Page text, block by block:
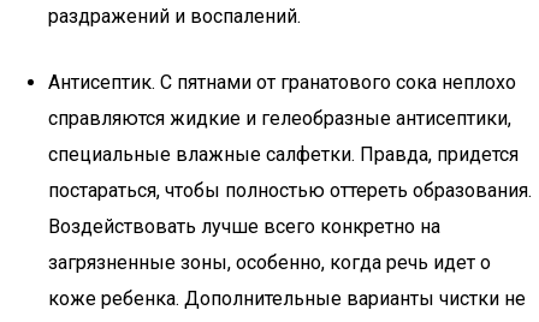
раздражений и воспалений.
Антисептик. С пятнами от гранатового сока неплохо
справляются жидкие и гелеобразные антисептики,
специальные влажные салфетки. Правда, придется
постараться, чтобы полностью оттереть образования.
Воздействовать лучше всего конкретно на
загрязненные зоны, особенно, когда речь идет о
коже ребенка. Дополнительные варианты чистки не